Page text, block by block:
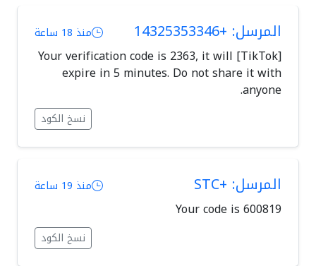
المرسل: +14325353346 منذ 18 ساعة
[TikTok] Your verification code is 2363, it will
expire in 5 minutes. Do not share it with
anyone.
نسخ الكود
المرسل: +STC منذ 19 ساعة
Your code is 600819
نسخ الكود